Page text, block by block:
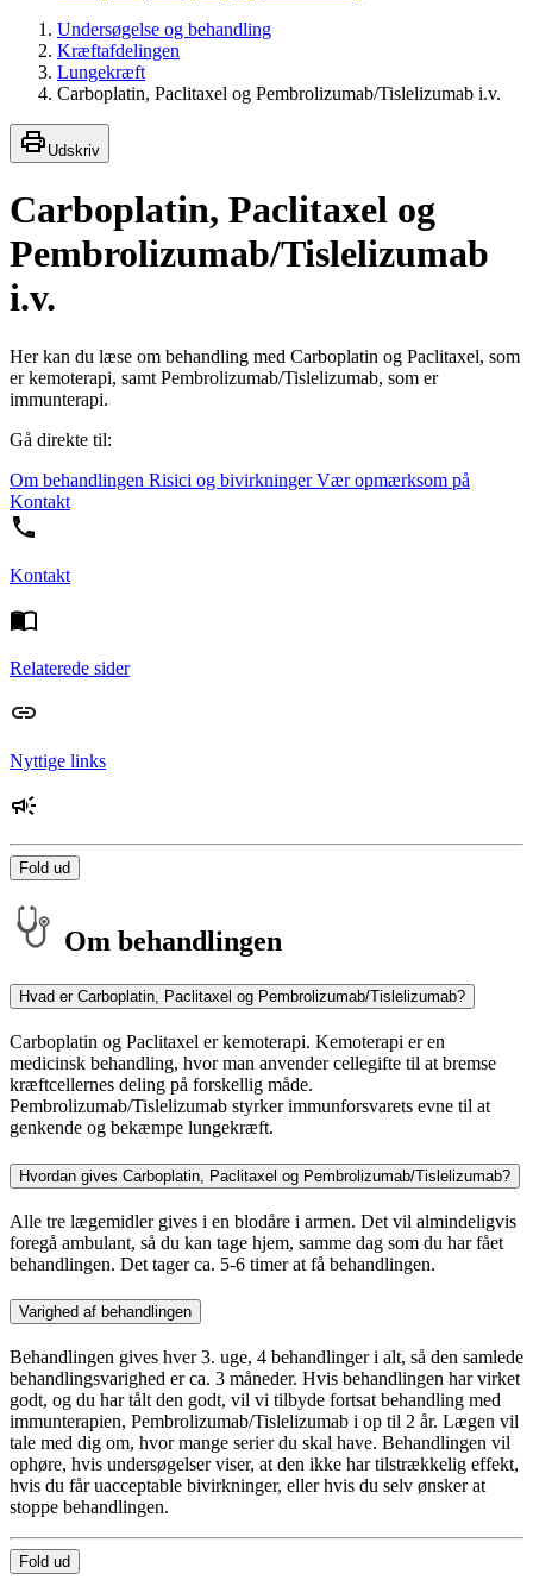
Undersøgelse og behandling
Kræftafdelingen
Lungekræft
Carboplatin, Paclitaxel og Pembrolizumab/Tislelizumab i.v.
Udskriv
Carboplatin, Paclitaxel og
Pembrolizumab/Tislelizumab
i.v.
Her kan du læse om behandling med Carboplatin og Paclitaxel, som
er kemoterapi, samt Pembrolizumab/Tislelizumab, som er
immunterapi.
Gå direkte til:
Om behandlingen Risici og bivirkningerVær opmærksom på
Kontakt
Kontakt
Relaterede sider
Nyttige links
Fold ud
Om behandlingen
Hvad er Carboplatin, Paclitaxel og Pembrolizumab/Tislelizumab?
Carboplatin og Paclitaxel er kemoterapi. Kemoterapi er en
medicinsk behandling, hvor man anvender cellegifte til at bremse
kræftcellernes deling på forskellig måde.
Pembrolizumab/Tislelizumab styrker immunforsvarets evne til at
genkende og bekæmpe lungekræft.
Hvordan gives Carboplatin, Paclitaxel og Pembrolizumab/Tislelizumab?
Alle tre lægemidler gives i en blodåre i armen. Det vil almindeligvis
foregå ambulant, så du kan tage hjem, samme dag som du har fået
behandlingen. Det tager ca. 5-6 timer at få behandlingen.
Varighed af behandlingen
Behandlingen gives hver 3. uge, 4 behandlinger i alt, så den samlede
behandlingsvarighed er ca. 3 måneder. Hvis behandlingen har virket
godt, og du har tålt den godt, vil vi tilbyde fortsat behandling med
immunterapien, Pembrolizumab/Tislelizumab i op til 2 år. Lægen vil
tale med dig om, hvor mange serier du skal have. Behandlingen vil
ophøre, hvis undersøgelser viser, at den ikke har tilstrækkelig effekt,
hvis du får uacceptable bivirkninger, eller hvis du selv ønsker at
stoppe behandlingen.
Fold ud